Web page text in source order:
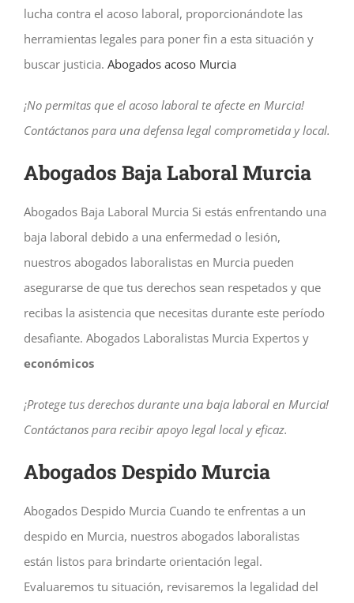
lucha contra el acoso laboral, proporcionándote las
herramientas legales para poner fin a esta situación y
buscar justicia. Abogados acoso Murcia
¡No permitas que el acoso laboral te afecte en Murcia!
Contáctanos para una defensa legal comprometida y local.
Abogados Baja Laboral Murcia
Abogados Baja Laboral Murcia Si estás enfrentando una
baja laboral debido a una enfermedad o lesión,
nuestros abogados laboralistas en Murcia pueden
asegurarse de que tus derechos sean respetados y que
recibas la asistencia que necesitas durante este período
desafiante. Abogados Laboralistas Murcia Expertos y
económicos
¡Protege tus derechos durante una baja laboral en Murcia!
Contáctanos para recibir apoyo legal local y eficaz.
Abogados Despido Murcia
Abogados Despido Murcia Cuando te enfrentas a un
despido en Murcia, nuestros abogados laboralistas
están listos para brindarte orientación legal.
Evaluaremos tu situación, revisaremos la legalidad del